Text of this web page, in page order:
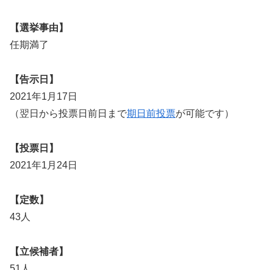
【選挙事由】
任期満了
【告示日】
2021年1月17日
（翌日から投票日前日まで期日前投票が可能です）
【投票日】
2021年1月24日
【定数】
43人
【立候補者】